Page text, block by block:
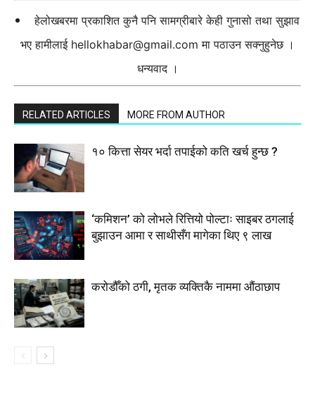
हेलोखबरमा प्रकाशित कुनै पनि सामग्रीबारे केही गुनासो तथा सुझाव
भए हामीलाई hellokhabar@gmail.com मा पठाउन सक्नुहुनेछ ।
धन्यवाद ।
RELATED ARTICLES MORE FROM AUTHOR
१० कित्ता सेयर भर्दा तपाईको कति खर्च हुन्छ ?
‘कमिशन’ को लोभले रित्तियो पोल्टाः साइबर ठगलाई
बुझाउन आमा र साथीसँग मागेका थिए ९ लाख
करोडौँको ठगी, मृतक व्यक्तिकै नाममा औंठाछाप